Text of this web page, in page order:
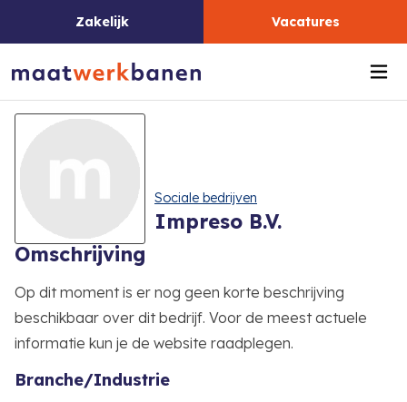
Zakelijk Vacatures
Sociale bedrijven
Impreso B.V.
Omschrijving
Op dit moment is er nog geen korte beschrijving
beschikbaar over dit bedrijf. Voor de meest actuele
informatie kun je de website raadplegen.
Branche/Industrie